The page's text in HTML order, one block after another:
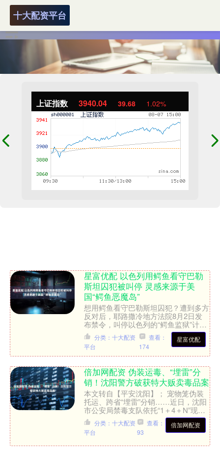
上证指数 3940.04 39.68 1.02%
十大配资平台
星富优配 以色列用鳄鱼看守巴勒
斯坦囚犯被叫停 灵感来源于美
国“鳄鱼恶魔岛”
想用鳄鱼看守巴勒斯坦囚犯？遭到多方
反对后，耶路撒冷地方法院8月2日发
布禁令，叫停以色列的“鳄鱼监狱”计
划。 该计划由以色列极右翼政客、国
安部长本-格维尔提出，打....
星富优配
分类：十大配资
平台
查看：
174
倍加网配资 伪装运毒、“埋雷”分
销！沈阳警方破获特大贩卖毒品案
本文转自【平安沈阳】； 宠物笼伪装
托运、跨省“埋雷”分销……近日，沈阳
市公安局禁毒支队依托“1＋4＋N”现代
警务运行体系，联合浑南分局通过深度
研判、异地作战、连....
倍加网配资
分类：十大配资
平台
查看：
93